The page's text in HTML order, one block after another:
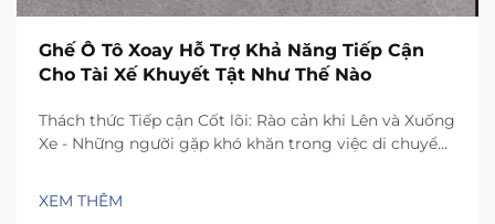
Ghế Ô Tô Xoay Hỗ Trợ Khả Năng Tiếp Cận
Cho Tài Xế Khuyết Tật Như Thế Nào
Thách thức Tiếp cận Cốt lõi: Rào cản khi Lên và Xuống
Xe - Những người gặp khó khăn trong việc di chuyển
khi lên xuống ghế xe hơi thông thường. Không gian
bên trong hầu hết các phương tiện quá chật hẹp,
XEM THÊM